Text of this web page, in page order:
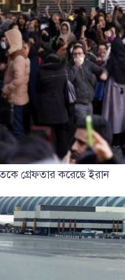
গ্রেফতার করেছে ইরান